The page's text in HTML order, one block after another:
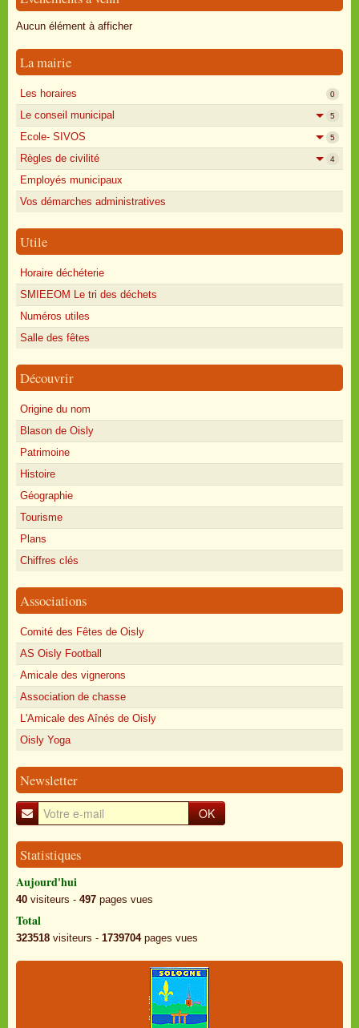
Oisly autrefois
Annonces
Aucun élément à afficher
La mairie
Les horaires 0
Le conseil municipal 5
Ecole- SIVOS 5
Règles de civilité 4
Employés municipaux
Vos démarches administratives
Utile
Horaire déchéterie
SMIEEOM Le tri des déchets
Numéros utiles
Salle des fêtes
Découvrir
Origine du nom
Blason de Oisly
Patrimoine
Histoire
Géographie
Tourisme
Plans
Chiffres clés
Associations
Comité des Fêtes de Oisly
AS Oisly Football
Amicale des vignerons
Association de chasse
L'Amicale des Aînés de Oisly
Oisly Yoga
Newsletter
OK
Statistiques
Aujourd'hui
40 visiteurs - 497 pages vues
Total
323518 visiteurs - 1739704pages vues